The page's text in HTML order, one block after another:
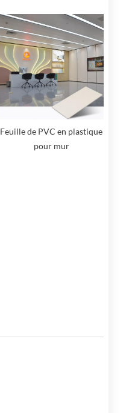
Feuille de PVC en plastique
pour mur